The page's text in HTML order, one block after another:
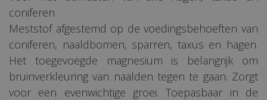
coniferen
Meststof afgestemd op de voedingsbehoeften van
coniferen, naaldbomen, sparren, taxus en hagen.
Het toegevoegde magnesium is belangrijk om
bruinverkleuring van naalden tegen te gaan. Zorgt
voor een evenwichtige groei. Toepasbaar in de